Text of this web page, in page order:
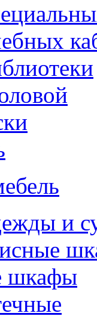
и
шкафы